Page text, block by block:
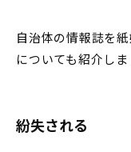
自治体の情報誌を
についても紹介しま
紛失される